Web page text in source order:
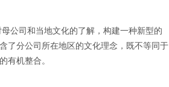
司和当地文化的了解，构建一种新型的
了分公司所在地区的文化理念，既不等同于
有机整合。